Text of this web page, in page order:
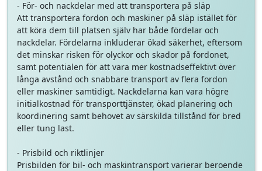
- För- och nackdelar med att transportera på släp
Att transportera fordon och maskiner på släp istället för
att köra dem till platsen själv har både fördelar och
nackdelar. Fördelarna inkluderar ökad säkerhet, eftersom
det minskar risken för olyckor och skador på fordonet,
samt potentialen för att vara mer kostnadseffektivt över
långa avstånd och snabbare transport av flera fordon
eller maskiner samtidigt. Nackdelarna kan vara högre
initialkostnad för transporttjänster, ökad planering och
koordinering samt behovet av särskilda tillstånd för bred
eller tung last.
- Prisbild och riktlinjer
Prisbilden för bil- och maskintransport varierar beroende